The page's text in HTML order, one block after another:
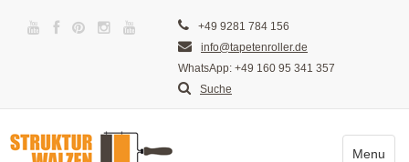
+49 9281 784 156
info@tapetenroller.de
WhatsApp: +49 160 95 341 357
Suche
Menu